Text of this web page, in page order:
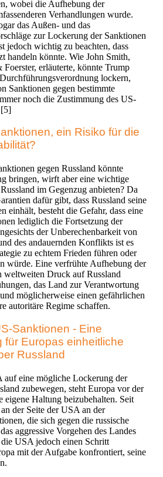
wobei die Aufhebung der
Verhandlungen wurde.
das Außen- und das
zur Lockerung der Sanktionen
jedoch wichtig zu beachten, dass
handeln könnte. Wie John Smith,
erläuterte, könnte Trump
lockern,
Sanktionen gegen bestimmte
noch die Zustimmung des US-
[5]
ein Risiko für die
gegen Russland könnte
bringen, wirft aber eine wichtige
im Gegenzug anbieten? Da
dafür gibt, dass Russland seine
einhält, besteht die Gefahr, dass eine
lediglich die Fortsetzung der
der Unberechenbarkeit von
des andauernden Konflikts ist es
zu echtem Frieden führen oder
würde. Eine verfrühte Aufhebung der
weltweiten Druck auf Russland
das Land zur Verantwortung
möglicherweise einen gefährlichen
autoritäre Regime schaffen.
Sanktionen - Eine
für Europas einheitliche
Russland
auf eine mögliche Lockerung der
zubewegen, steht Europa vor der
eigene Haltung beizubehalten. Seit
der Seite der USA an der
die sich gegen die russische
aggressive Vorgehen des Landes
USA jedoch einen Schritt
mit der Aufgabe konfrontiert, seine